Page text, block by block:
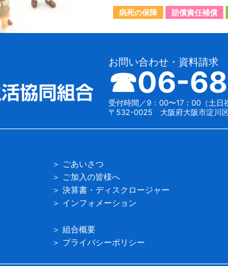
病死の保障
賠償責任補償
お問い合わせ・資料請求
☎︎06-
受付時間／9：00〜17：00（土日
〒532-0025 大阪府大阪市淀川
ごあいさつ
ご加入の皆様へ
決算書・ディスクロージャー
インフォメーション
組合概要
プライバシーポリシー